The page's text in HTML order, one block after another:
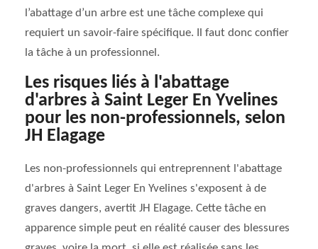
l’abattage d’un arbre est une tâche complexe qui
requiert un savoir-faire spécifique. Il faut donc confier
la tâche à un professionnel.
Les risques liés à l'abattage
d'arbres à Saint Leger En Yvelines
pour les non-professionnels, selon
JH Elagage
Les non-professionnels qui entreprennent l'abattage
d'arbres à Saint Leger En Yvelines s'exposent à de
graves dangers, avertit JH Elagage. Cette tâche en
apparence simple peut en réalité causer des blessures